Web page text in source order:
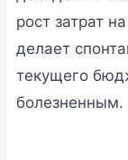
рост затрат
делает
текущего
болезненным.